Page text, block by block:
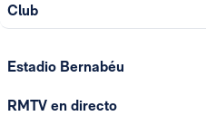
Club
Estadio Bernabéu
RMTV en directo